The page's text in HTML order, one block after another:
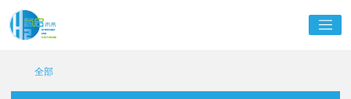
全部